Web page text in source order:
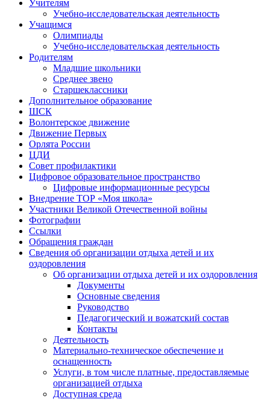
Учителям
Учебно-исследовательская деятельность
Учащимся
Олимпиады
Учебно-исследовательская деятельность
Родителям
Младшие школьники
Среднее звено
Старшеклассники
Дополнительное образование
ШСК
Волонтерское движение
Движение Первых
Орлята России
ЦДИ
Совет профилактики
Цифровое образовательное пространство
Цифровые информационные ресурсы
Внедрение ТОР «Моя школа»
Участники Великой Отечественной войны
Фотографии
Ссылки
Обращения граждан
Сведения об организации отдыха детей и их
оздоровления
Об организации отдыха детей и их оздоровления
Документы
Основные сведения
Руководство
Педагогический и вожатский состав
Контакты
Деятельность
Материально-техническое обеспечение и
оснащенность
Услуги, в том числе платные, предоставляемые
организацией отдыха
Доступная среда